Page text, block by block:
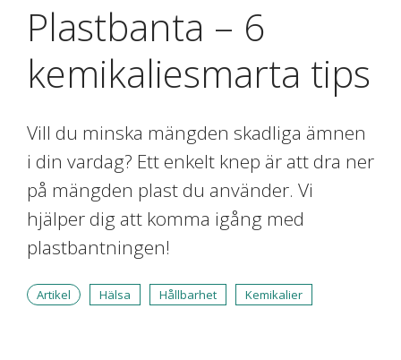
Plastbanta – 6
kemikaliesmarta tips
Vill du minska mängden skadliga ämnen
i din vardag? Ett enkelt knep är att dra ner
på mängden plast du använder. Vi
hjälper dig att komma igång med
plastbantningen!
Artikel Hälsa Hållbarhet Kemikalier